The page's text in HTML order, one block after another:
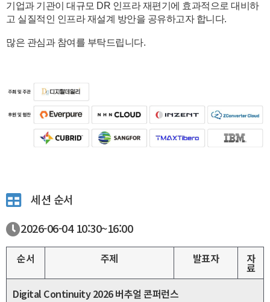
기업과 기관이 대규모 DR 인프라 재편기에 효과적으로 대비하
고 실질적인 인프라 재설계 방안을 공유하고자 합니다.
많은 관심과 참여를 부탁드립니다.
세션 순서
2026-06-0410:30~16:00
순서 주제 발표자 자
료
Digital Continuity 2026 버추얼 콘퍼런스